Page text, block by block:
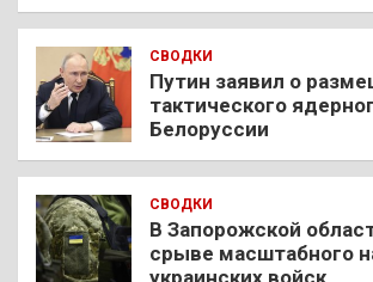
СВОДКИ
Путин заявил о
тактического
Белоруссии
СВОДКИ
В Запорожской
срыве масштабного